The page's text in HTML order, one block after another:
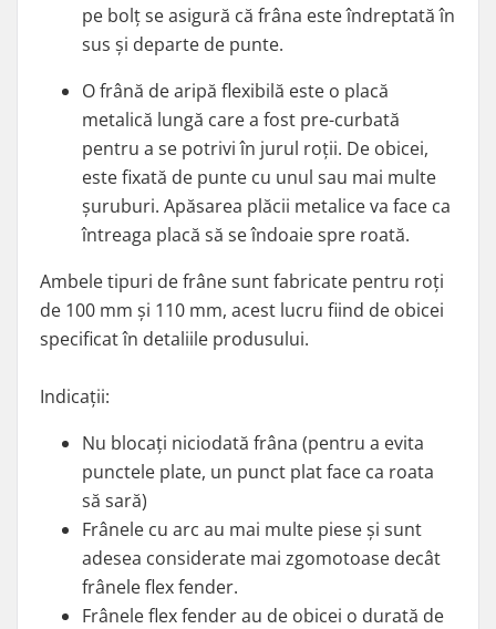
pe bolț se asigură că frâna este îndreptată în
sus și departe de punte.
O frână de aripă flexibilă este o placă
metalică lungă care a fost pre-curbată
pentru a se potrivi în jurul roții. De obicei,
este fixată de punte cu unul sau mai multe
șuruburi. Apăsarea plăcii metalice va face ca
întreaga placă să se îndoaie spre roată.
Ambele tipuri de frâne sunt fabricate pentru roți
de 100 mm și 110 mm, acest lucru fiind de obicei
specificat în detaliile produsului.
Indicații:
Nu blocați niciodată frâna (pentru a evita
punctele plate, un punct plat face ca roata
să sară)
Frânele cu arc au mai multe piese și sunt
adesea considerate mai zgomotoase decât
frânele flex fender.
Frânele flex fender au de obicei o durată de